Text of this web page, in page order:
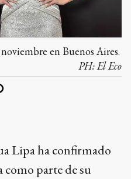
en Buenos Aires.
PH:El Eco
Lipa ha confirmado
como parte de su